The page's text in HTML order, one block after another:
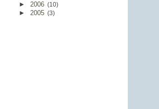
► 2006 (10)
► 2005 (3)